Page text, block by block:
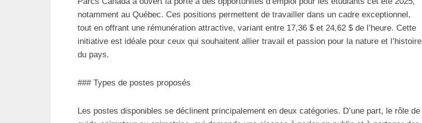
notamment au Québec. Ces positions permettent de travailler dans un cadre exceptionnel,
tout en offrant une rémunération attractive, variant entre 17,36 $ et 24,62 $ de l’heure. Cette
initiative est idéale pour ceux qui souhaitent allier travail et passion pour la nature et l’histoire
du pays.
### Types de postes proposés
Les postes disponibles se déclinent principalement en deux catégories. D’une part, le rôle de